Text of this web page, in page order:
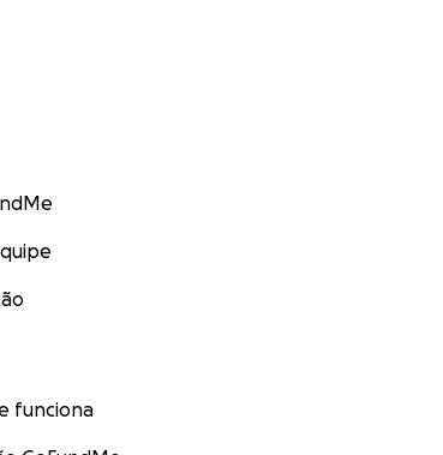
funciona